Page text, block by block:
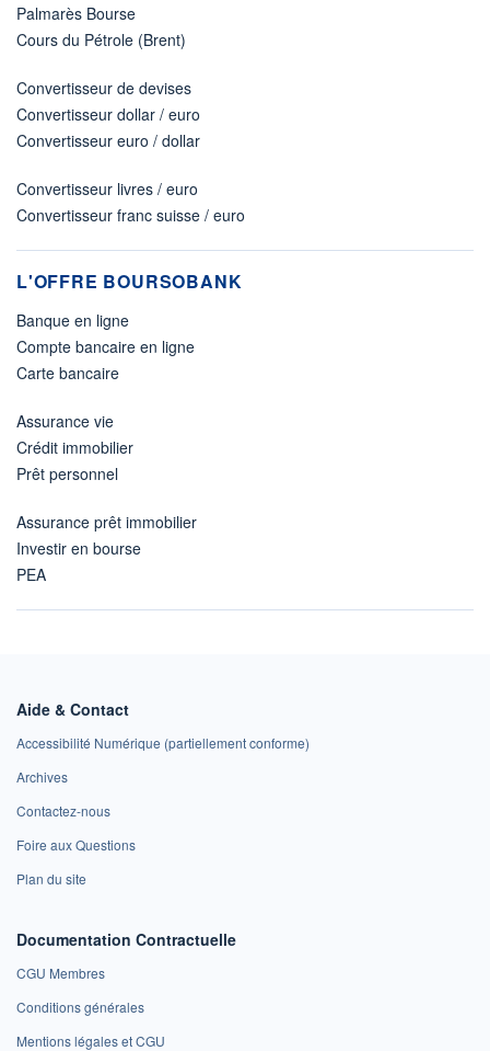
Palmarès Bourse
Cours du Pétrole (Brent)
Convertisseur de devises
Convertisseur dollar / euro
Convertisseur euro / dollar
Convertisseur livres / euro
Convertisseur franc suisse / euro
L'OFFRE BOURSOBANK
Banque en ligne
Compte bancaire en ligne
Carte bancaire
Assurance vie
Crédit immobilier
Prêt personnel
Assurance prêt immobilier
Investir en bourse
PEA
Aide & Contact
Accessibilité Numérique (partiellement conforme)
Archives
Contactez-nous
Foire aux Questions
Plan du site
Documentation Contractuelle
CGU Membres
Conditions générales
Mentions légales et CGU